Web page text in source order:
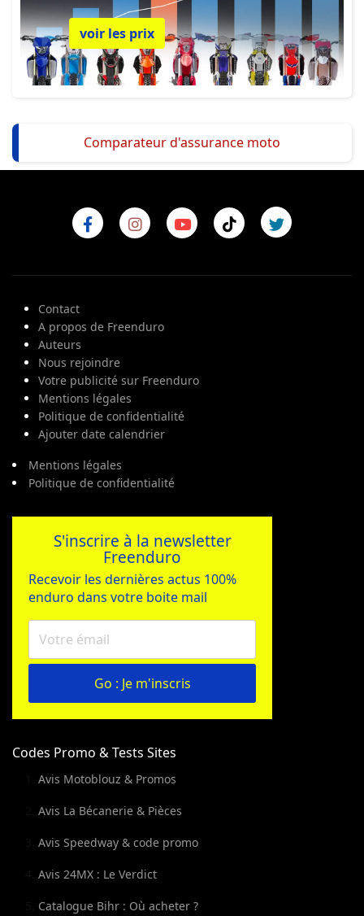
voir les prix
Comparateur d'assurance moto
Contact
A propos de Freenduro
Auteurs
Nous rejoindre
Votre publicité sur Freenduro
Mentions légales
Politique de confidentialité
Ajouter date calendrier
Mentions légales
Politique de confidentialité
S'inscrire à la newsletter
Freenduro
Recevoir les dernières actus 100%
enduro dans votre boite mail
Go : Je m'inscris
Codes Promo & Tests Sites
Avis Motoblouz & Promos
Avis La Bécanerie & Pièces
Avis Speedway & code promo
Avis 24MX : Le Verdict
Catalogue Bihr : Où acheter ?